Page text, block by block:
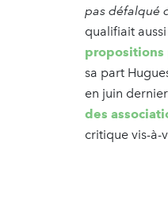
pas défalqué
qualifiait
propositions
sa part
en juin
des
critique vis-à-